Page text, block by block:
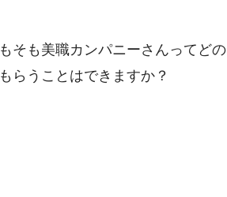
そも美職カンパニーさんってどの
らうことはできますか？